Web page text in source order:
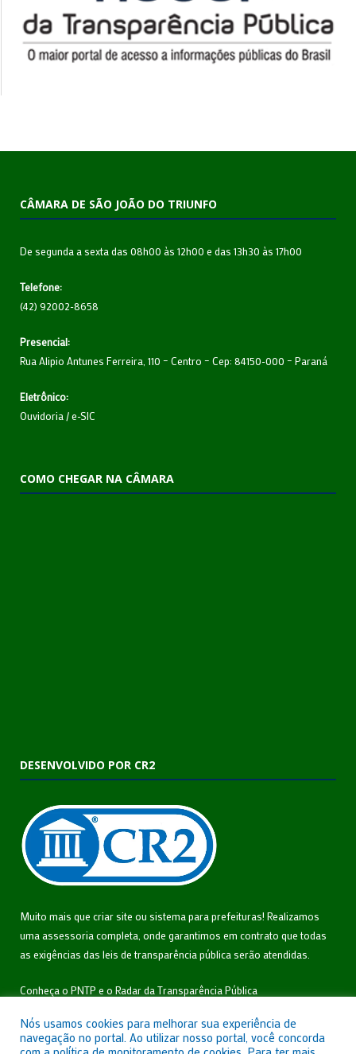
CÂMARA DE SÃO JOÃO DO TRIUNFO
De segunda a sexta das 08h00 às 12h00 e das 13h30 às 17h00
Telefone:
(42) 92002-8658
Presencial:
Rua Alipio Antunes Ferreira, 110 – Centro – Cep: 84150-000 – Paraná
Eletrônico:
Ouvidoria /e-SIC
COMO CHEGAR NA CÂMARA
DESENVOLVIDO POR CR2
Muito mais que criar site ou sistema para prefeituras! Realizamos
uma assessoria completa, onde garantimos em contrato que todas
as exigências das leis de transparência pública serão atendidas.
Conheça o PNTP e o Radar da Transparência Pública
Nós usamos cookies para melhorar sua experiência de
navegação no portal. Ao utilizar nosso portal, você concorda